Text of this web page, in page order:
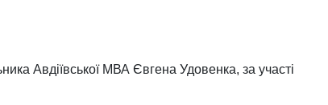
Авдіївської МВА Євгена Удовенка, за участі